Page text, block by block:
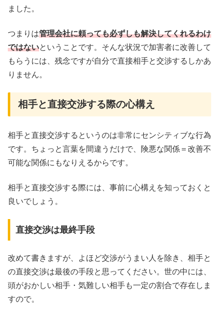
ました。
つまりは管理会社に頼っても必ずしも解決してくれるわけ
ではないということです。そんな状況で加害者に改善して
もらうには、残念ですが自分で直接相手と交渉するしかあ
りません。
相手と直接交渉する際の心構え
相手と直接交渉するというのは非常にセンシティブな行為
です。ちょっと言葉を間違うだけで、険悪な関係＝改善不
可能な関係にもなりえるからです。
相手と直接交渉する際には、事前に心構えを知っておくと
良いでしょう。
直接交渉は最終手段
改めて書きますが、よほど交渉がうまい人を除き、相手と
の直接交渉は最後の手段と思ってください。世の中には、
頭がおかしい相手・気難しい相手も一定の割合で存在しま
すので。